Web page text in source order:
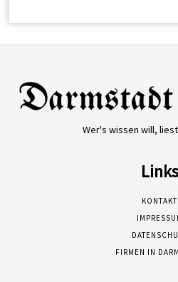
Wer's wissen will,
Links
KONTAKT
FIRMEN IN